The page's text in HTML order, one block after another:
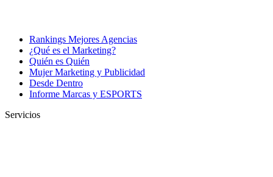
Rankings Mejores Agencias
¿Qué es el Marketing?
Quién es Quién
Mujer Marketing y Publicidad
Desde Dentro
Informe Marcas y ESPORTS
Servicios